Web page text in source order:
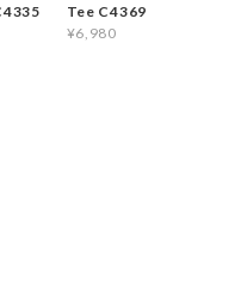
Tee C4369
¥6,980